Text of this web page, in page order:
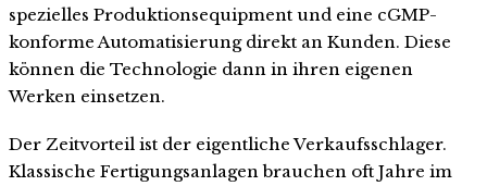
spezielles Produktionsequipment und eine cGMP-
konforme Automatisierung direkt an Kunden. Diese
können die Technologie dann in ihren eigenen
Werken einsetzen.
Der Zeitvorteil ist der eigentliche Verkaufsschlager.
Klassische Fertigungsanlagen brauchen oft Jahre im